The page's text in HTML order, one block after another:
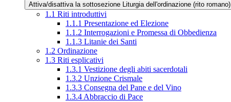
Attiva/disattiva la sottosezione Liturgia dell'ordinazione (rito romano)
1.1 Riti introduttivi
1.1.1 Presentazione ed Elezione
1.1.2 Interrogazioni e Promessa di Obbedienza
1.1.3 Litanie dei Santi
1.2 Ordinazione
1.3 Riti esplicativi
1.3.1 Vestizione degli abiti sacerdotali
1.3.2 Unzione Crismale
1.3.3 Consegna del Pane e del Vino
1.3.4Abbraccio di Pace